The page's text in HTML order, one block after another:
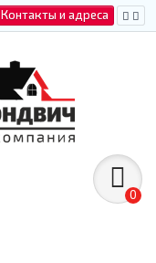
Контакты и адреса
0